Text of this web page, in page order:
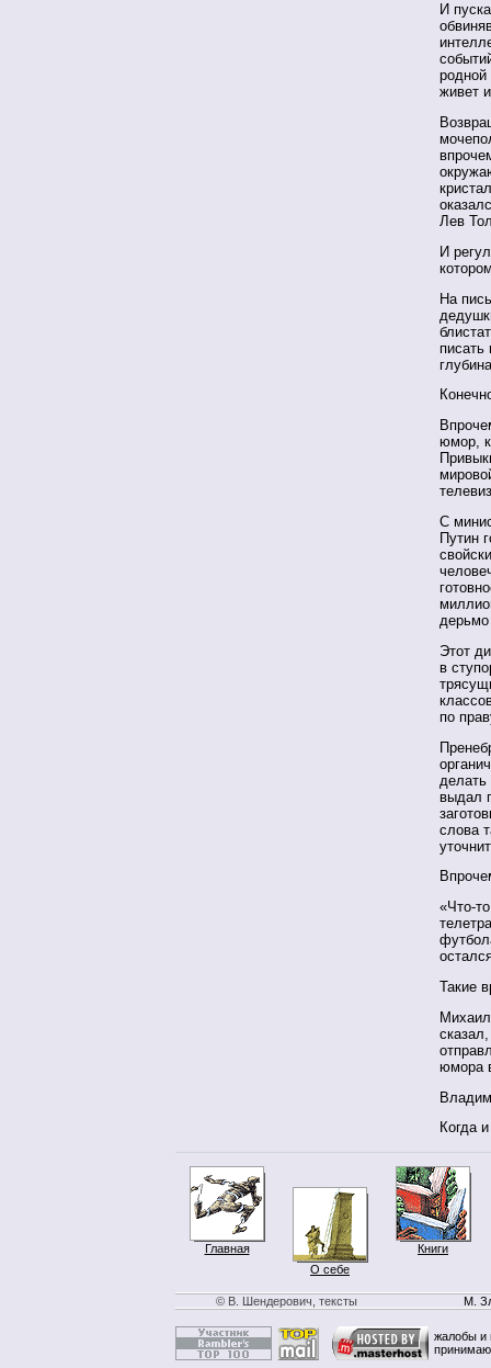
И
родной
живет
Лев
И
На
писать
юмор,
С
Путин
дерьмо
Этот
в
по
выдал
слова
«Что-
Такие
юмора
Когда
Главная
О себе
Книги
© В. Шендерович, тексты М.
жалобы и